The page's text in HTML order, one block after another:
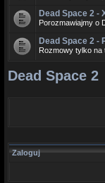
Dead Space 2 -
Porozmawiajmy o
Dead Space 2 -
Rozmowy tylko na
Dead Space 2
Zaloguj